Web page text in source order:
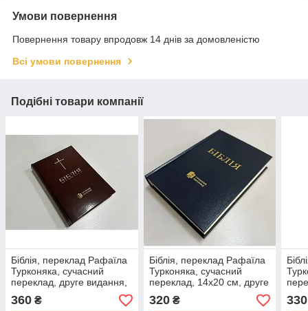
Умови повернення
Повернення товару впродовж 14 днів за домовленістю
Всі умови повернення
Подібні товари компанії
Біблія, переклад Рафаїла
Турконяка, сучасний
переклад, друге видання,
15х21 см, тверда
обкладинка.
360 ₴
Біблія, переклад Рафаїла
Турконяка, сучасний
переклад, 14х20 см, друге
видання, тверда
обкладинка, синя.
320₴ 330